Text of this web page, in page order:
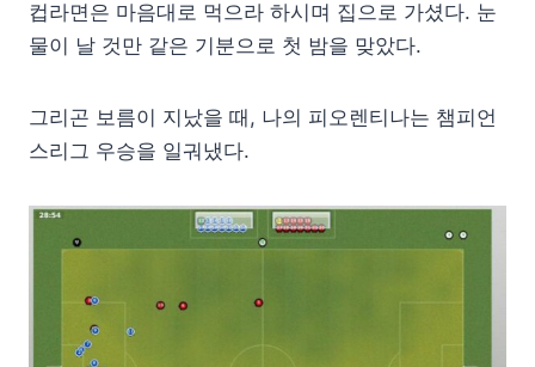
컵라면은 마음대로 먹으라 하시며 집으로 가셨다. 눈
물이 날 것만 같은 기분으로 첫 밤을 맞았다.
그리곤 보름이 지났을 때, 나의 피오렌티나는 챔피언
스리그 우승을 일궈냈다.